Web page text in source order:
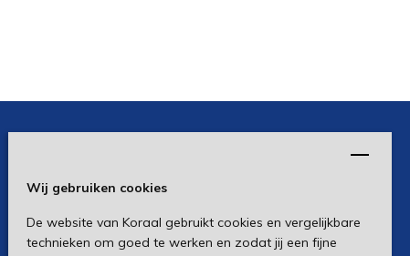
Wij gebruiken cookies
De website van Koraal gebruikt cookies en vergelijkbare
technieken om goed te werken en zodat jij een fijne